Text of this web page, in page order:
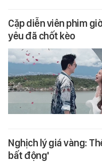
Cặp diễn viên phim
yêu đã chốt kèo
Nghịch lý giá vàng:
bất động'